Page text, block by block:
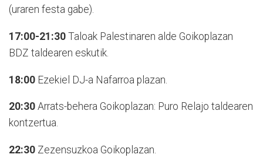
(uraren festa gabe).
17:00-21:30 Taloak Palestinaren alde Goikoplazan
BDZ taldearen eskutik.
18:00 Ezekiel DJ-a Nafarroa plazan.
20:30 Arrats-behera Goikoplazan: Puro Relajo taldearen
kontzertua.
22:30 Zezensuzkoa Goikoplazan.